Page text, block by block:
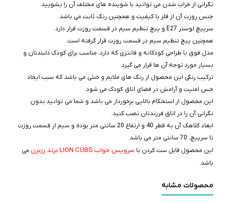
نگرانی از خراب شدن می توانید با شوینده های مختلف آن را بشویید.
جنس روزت آن از فلز با کیفیت و همچنین رنگ ثابت می باشد.
سرپیچ لوستر E27 و پیچ تنظیم سیم در قسمت روزت قرار دارد.
همچنین پیچ تنظیم سیم در قسمت روزت قرار گرفته است.
مدل فوق با طراحی کودکانه و فانتزی که دارد، مناسب برای کودک دلبندتان و
بسیار مورد توجه آن ها قرار می گیرد.
ترکیب رنگی این محصول از رنگ های ملایم و خنثی می باشد که سبب ایجاد
حس امنیت و آرامش در فضای اتاق کودک می شود.
این محصول از استحکام بالایی برخوردار می باشد و شما می توانید بدون
نگرانی آن را در اتاق فرزندتان نصب کنید.
ابعاد کلاهک آن به قطر 40 و ارتفاع 20 سانتی متر بوده و سیم از قسمت روزت
تا سرپیچ، 70 سانتی متر می باشد.
این محصول قابل ست کردن با سرویس خواب LION CUBS برند رزبرن
می
باشد.
محصولات مشابه